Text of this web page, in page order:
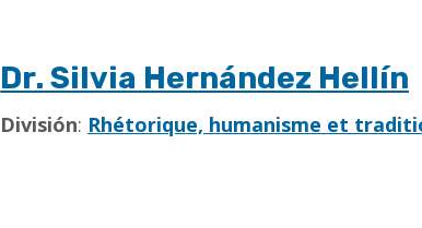
Dr. Silvia Hernández Hellín
División: Rhétorique, humanisme et